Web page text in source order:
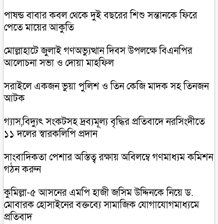
পাষন্ড বাবার কবল থেকে দুই বছরের শিশু সন্তানকে ফিরে
পেতে মায়ের আকুতি
মোল্লাহাটে জুলাই গণঅভ্যুত্থান দিবস উপলক্ষে বিএনপির
আলোচনা সভা ও দোয়া মাহফিল
সরাইলে একজন ভুয়া পুলিশ ও তিন কেজি মাদক সহ তিনজন
আটক
গ্যাস,বিদ্যুৎ সংকটসহ দ্রব্যমূল্য বৃদ্ধির প্রতিবাদে নরসিংদীতে
১১ দলের স্বারকলিপি প্রদান
সাংবাদিকতা পেশার অস্তিত্ব রক্ষায় অবিলম্বে গণমাধ্যম কমিশন
গঠন করুন
কুমিল্লা-৫ আসনের এমপি হাজী জসিম উদ্দিনকে নিয়ে ড.
মোবারক হোসাইনের বক্তব্যে সামাজিক যোগাযোগমাধ্যমে
প্রতিবাদ